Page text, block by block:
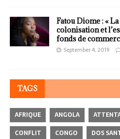
Fatou Diome : «
colonisation et
fonds de
September 4, 2019
TAGS
AFRIQUE ANGOLA
CONFLIT
CONGO DOS